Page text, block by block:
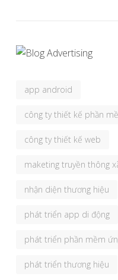
app android
công ty thiết kế phần
công ty thiết kế web
maketing truyền thông
nhận diện thương hiệu
phát triển app di động
phát triển phần mềm
phát triển thương hiệu